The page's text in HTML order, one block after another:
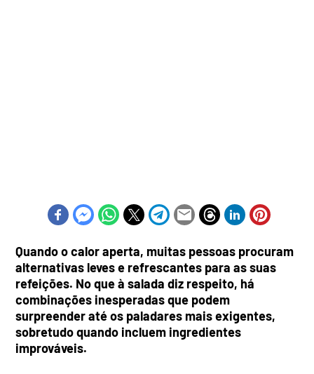
Quando o calor aperta, muitas pessoas procuram
alternativas leves e refrescantes para as suas
refeições. No que à salada diz respeito, há
combinações inesperadas que podem
surpreender até os paladares mais exigentes,
sobretudo quando incluem ingredientes
improváveis.